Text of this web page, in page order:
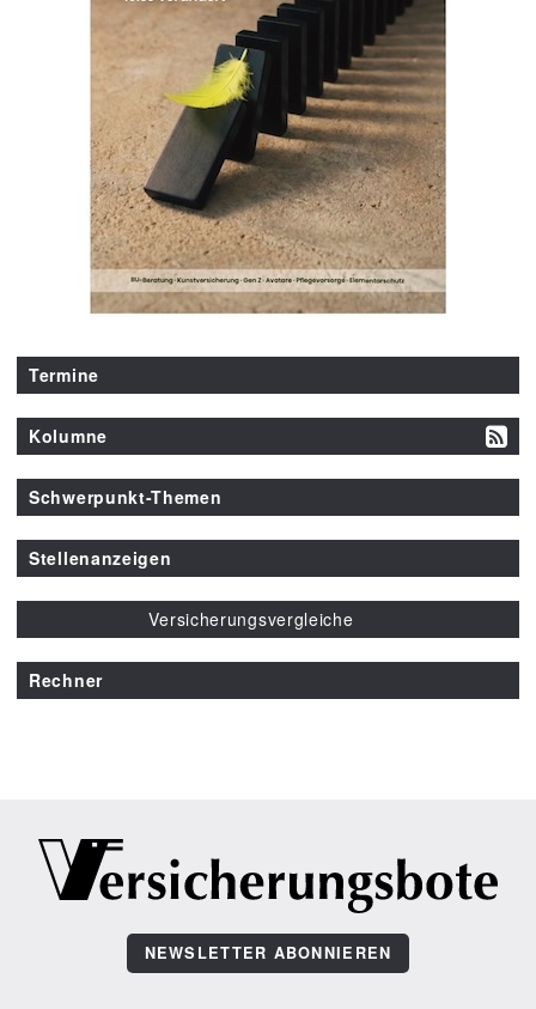
Termine
Kolumne
Schwerpunkt-Themen
Stellenanzeigen
Versicherungsvergleiche
Rechner
NEWSLETTER ABONNIEREN